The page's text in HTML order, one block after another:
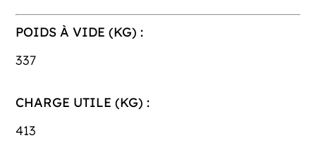
POIDS À VIDE (KG) :
337
CHARGE UTILE (KG) :
413